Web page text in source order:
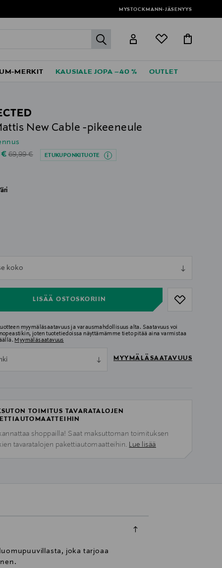
MYSTOCKMANN-JÄSENYYS
label.header.go
MERKIT KAUSIALE JOPA –40 % OUTLET
New Cable -pikeeneule
Price
€ Original Price
69,99 € ETUKUPONKITUOTE
koko
LISÄÄ OSTOSKORIIN
myymäläsaatavuus ja varausmahdollisuus alta. Saatavuus voi
joten tuotetiedoissa näyttämämme tieto pitää aina varmistaa
Myymäläsaatavuus
MYYMÄLÄSAATAVUUS
TOIMITUS TAVARATALOJEN
shoppailla! Saat maksuttoman toimituksen
tavaratalojen pakettiautomaatteihin. Lue lisää
joka tarjoaa